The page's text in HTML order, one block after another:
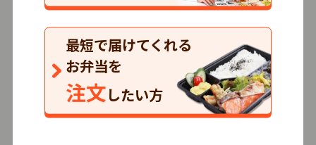
最短で届けてくれる
お弁当を
注文したい方
500円以下
501～750円
751円以上
最短お届け日